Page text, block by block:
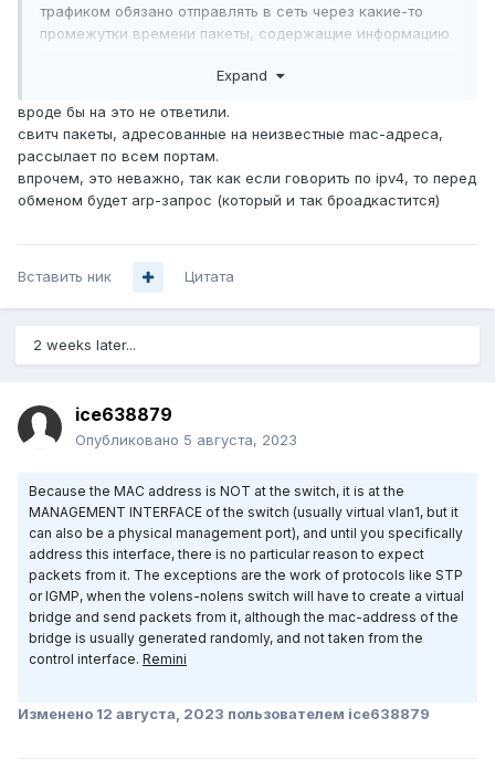
трафиком обязано отправлять в сеть через какие-то
промежутки времени пакеты, содержащие информацию
Expand
вроде бы на это не ответили.
свитч пакеты, адресованные на неизвестные mac-адреса,
рассылает по всем портам.
впрочем, это неважно, так как если говорить по ipv4, то перед
обменом будет arp-запрос (который и так броадкастится)
Вставить ник Цитата
2 weeks later...
ice638879
Опубликовано 5 августа, 2023
Because the MAC address is NOT at the switch, it is at the
MANAGEMENT INTERFACE of the switch (usually virtual vlan1, but it
can also be a physical management port), and until you specifically
address this interface, there is no particular reason to expect
packets from it. The exceptions are the work of protocols like STP
or IGMP, when the volens-nolens switch will have to create a virtual
bridge and send packets from it, although the mac-address of the
bridge is usually generated randomly, and not taken from the
control interface. Remini
Изменено 12 августа, 2023 пользователем ice638879